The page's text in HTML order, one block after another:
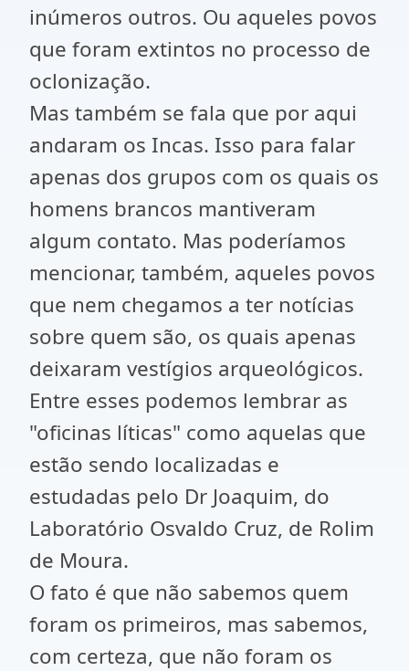
inúmeros outros. Ou aqueles povos
que foram extintos no processo de
oclonização.
Mas também se fala que por aqui
andaram os Incas. Isso para falar
apenas dos grupos com os quais os
homens brancos mantiveram
algum contato. Mas poderíamos
mencionar, também, aqueles povos
que nem chegamos a ter notícias
sobre quem são, os quais apenas
deixaram vestígios arqueológicos.
Entre esses podemos lembrar as
"oficinas líticas" como aquelas que
estão sendo localizadas e
estudadas pelo Dr Joaquim, do
Laboratório Osvaldo Cruz, de Rolim
de Moura.
O fato é que não sabemos quem
foram os primeiros, mas sabemos,
com certeza, que não foram os